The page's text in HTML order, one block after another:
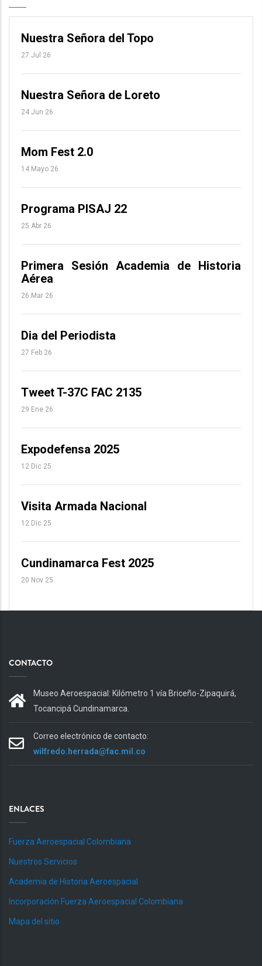
Nuestra Señora del Topo
27 Jul 26
Nuestra Señora de Loreto
24 Jun 26
Mom Fest 2.0
14 Mayo 26
Programa PISAJ 22
25 Abr 26
Primera Sesión Academia de Historia
Aérea
26 Mar 26
Dia del Periodista
27 Feb 26
Tweet T-37C FAC 2135
29 Ene 26
Expodefensa 2025
12 Dic 25
Visita Armada Nacional
12 Dic 25
Cundinamarca Fest 2025
20 Nov 25
CONTACTO
Museo Aeroespacial: Kilómetro 1 vía Briceño-Zipaquirá,
Tocancipá Cundinamarca.
Correo electrónico de contacto:
wilfredo.herrada@fac.mil.co
ENLACES
Fuerza Aeroespacial Colombiana
Nuestros Servicios
Academia de Historia Aeroespacial
Incorporación Fuerza Aeroespacial Colombiana
Mapa del sitio